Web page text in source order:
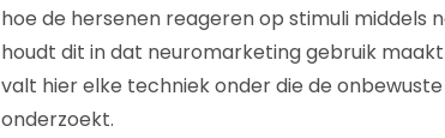
hoe de hersenen reageren op stimuli middels
houdt dit in dat neuromarketing gebruik
valt hier elke techniek onder die de
onderzoekt.